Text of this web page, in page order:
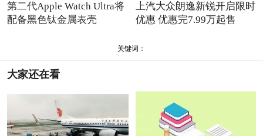
第二代Apple Watch Ultra将
配备黑色钛金属表壳
上汽大众朗逸新锐开启限时
优惠 优惠完7.99万起售
关键词：
大家还在看